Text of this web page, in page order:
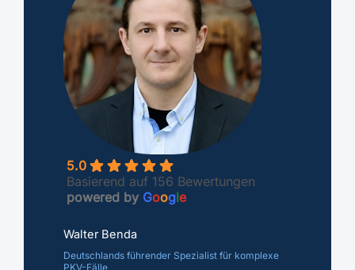
5.0
Basierend auf 156 Bewertungen
powered by Google
Walter Benda
Deutschlands führender Spezialist für komplexe
PKV-Fälle